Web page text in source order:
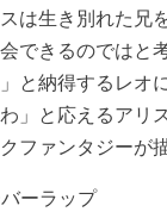
は生き別れた兄
できるのではと
と納得するレオ
」と応えるアリ
ファンタジーが描
ーラップ